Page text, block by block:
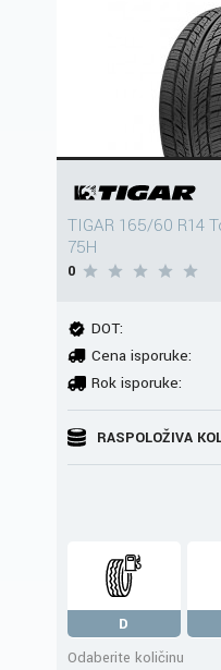
TIGAR 165/60 R14
75H
0
DOT:
Cena isporuke:
Rok isporuke:
RASPOLOŽIVA
D
Odaberite količinu